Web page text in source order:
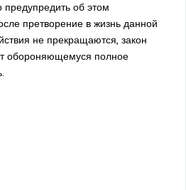
предупредить об этом
претворение в жизнь данной
не прекращаются, закон
обороняющемуся полное